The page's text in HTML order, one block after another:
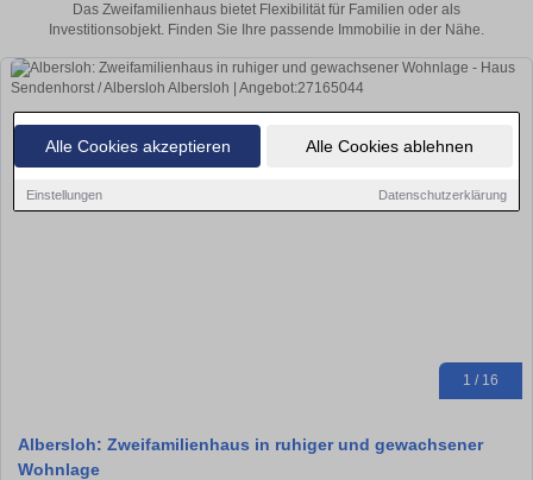
Alle Cookies akzeptieren Alle Cookies ablehnen
Einstellungen Datenschutzerklärung
Das Zweifamilienhaus bietet Flexibilität für Familien oder als
Investitionsobjekt. Finden Sie Ihre passende Immobilie in der Nähe.
1 / 16
Albersloh: Zweifamilienhaus in ruhiger und gewachsener
Wohnlage